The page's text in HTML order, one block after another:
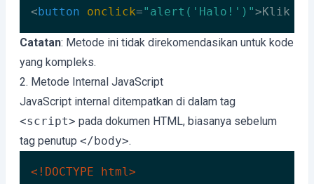
<button onclick="alert('Halo!')">Klik
Code language: HTML, XML (xml)
Catatan: Metode ini tidak direkomendasikan untuk kode
yang kompleks.
2. Metode Internal JavaScript
JavaScript internal ditempatkan di dalam tag
<script> pada dokumen HTML, biasanya sebelum
tag penutup </body>.
<!DOCTYPE html>